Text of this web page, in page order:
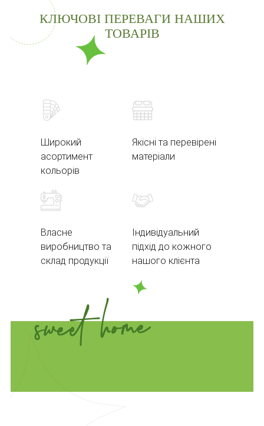
КЛЮЧОВІ ПЕРЕВАГИ НАШИХ
ТОВАРІВ
Широкий
асортимент
кольорів
Якісні та перевірені
матеріали
Власне
виробництво та
склад продукції
Індивідуальний
підхід до кожного
нашого клієнта